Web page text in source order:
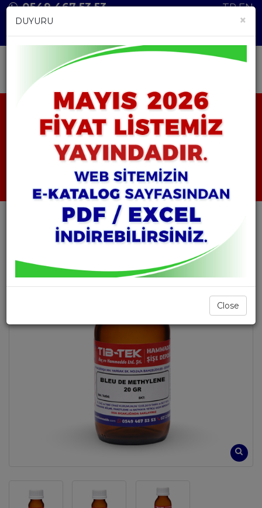
0549 467 53 53 TREN
ANASAYFA ÜRÜNLER
HAMMADDELER
BLEU DE METHYLENE (METİLEN MAVİSİ)
BLEU DE METHYLENE
(METİLEN MAVİSİ)
×
DUYURU
Close